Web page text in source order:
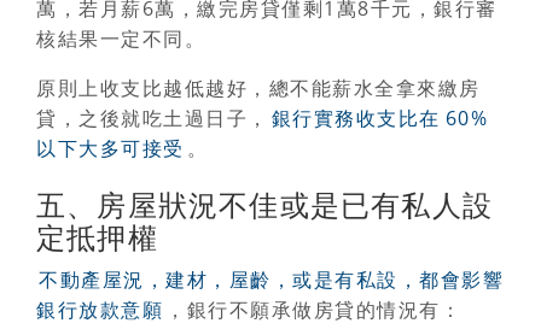
萬，若月薪6萬，繳完房貸僅剩1萬8千元，銀行審
核結果一定不同。
原則上收支比越低越好，總不能薪水全拿來繳房
貸，之後就吃土過日子， 銀行實務收支比在 60%
以下大多可接受 。
五、房屋狀況不佳或是已有私人設
定抵押權
不動產屋況，建材，屋齡，或是有私設，都會影響
銀行放款意願 ，銀行不願承做房貸的情況有：